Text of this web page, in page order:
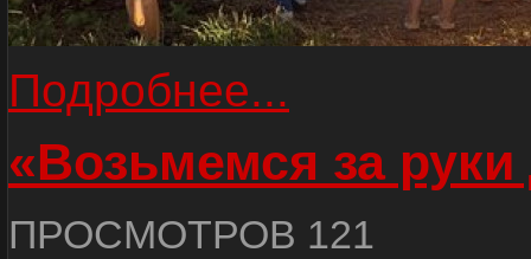
Подробнее...
«Возьмемся за руки
ПРОСМОТРОВ 121